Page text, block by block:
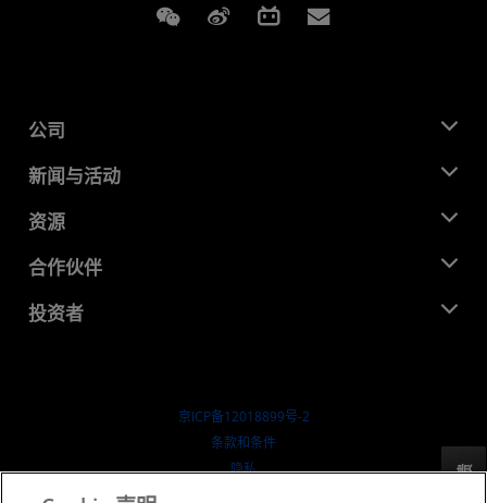
Weixin Weibo Bilibili
公司
关于 AMD
企业责任
就业机会
联系我们
新闻与活动
新闻中心
媒体库
资源
开发中心
成功案例
合作伙伴
AMD 合作伙伴中心
投资者
SEC 报告
京ICP备12018899号-2
​条款和条件
隐私
反馈